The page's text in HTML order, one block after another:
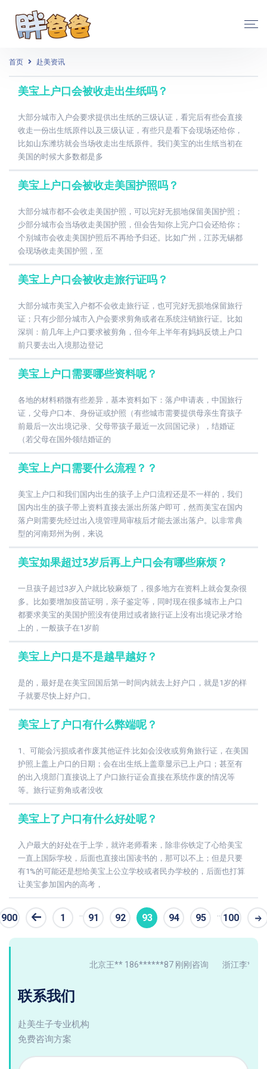
首页 赴美资讯
美宝上户口会被收走出生纸吗？
大部分城市入户会要求提供出生纸的三级认证，看完后有些会直接
收走一份出生纸原件以及三级认证，有些只是看下会现场还给你，
比如山东潍坊就会当场收走出生纸原件。我们美宝的出生纸当初在
美国的时候大多数都是多
美宝上户口会被收走美国护照吗？
大部分城市都不会收走美国护照，可以完好无损地保留美国护照；
少部分城市会当场收走美国护照，但会告知你上完户口会还给你；
个别城市会收走美国护照后不再给予归还。比如广州，江苏无锡都
会现场收走美国护照，至
美宝上户口会被收走旅行证吗？
大部分城市美宝入户都不会收走旅行证，也可完好无损地保留旅行
证；只有少部分城市入户会要求剪角或者在系统注销旅行证。比如
深圳：前几年上户口要求被剪角，但今年上半年有妈妈反馈上户口
前只要去出入境那边登记
美宝上户口需要哪些资料呢？
各地的材料稍微有些差异，基本资料如下：落户申请表，中国旅行
证，父母户口本、身份证或护照（有些城市需要提供母亲生育孩子
前最后一次出境记录、父母带孩子最近一次回国记录），结婚证
（若父母在国外领结婚证的
美宝上户口需要什么流程？？
美宝上户口和我们国内出生的孩子上户口流程还是不一样的，我们
国内出生的孩子带上资料直接去派出所落户即可，然而美宝在国内
落户则需要先经过出入境管理局审核后才能去派出落户。以非常典
型的河南郑州为例，来说
美宝如果超过3岁后再上户口会有哪些麻烦？
一旦孩子超过3岁入户就比较麻烦了，很多地方在资料上就会复杂很
多。比如要增加疫苗证明，亲子鉴定等，同时现在很多城市上户口
都要求美宝的美国护照没有使用过或者旅行证上没有出境记录才给
上的，一般孩子在1岁前
美宝上户口是不是越早越好？
是的，最好是在美宝回国后第一时间内就去上好户口，就是1岁的样
子就要尽快上好户口。
美宝上了户口有什么弊端呢？
1、可能会污损或者作废其他证件:比如会没收或剪角旅行证，在美国
护照上盖上户口的日期；会在出生纸上盖章显示已上户口；甚至有
的出入境部门直接说上了户口旅行证会直接在系统作废的情况等
等。旅行证剪角或者没收
美宝上了户口有什么好处呢？
入户最大的好处在于上学，就许老师看来，除非你铁定了心给美宝
一直上国际学校，后面也直接出国读书的，那可以不上；但是只要
有1%的可能还是想给美宝上公立学校或者民办学校的，后面也打算
让美宝参加国内的高考，
900
条
1 91 92 93 94 95 100
北京王** 186******87 刚刚咨询 浙江李**
联系我们
赴美生子专业机构
免费咨询方案